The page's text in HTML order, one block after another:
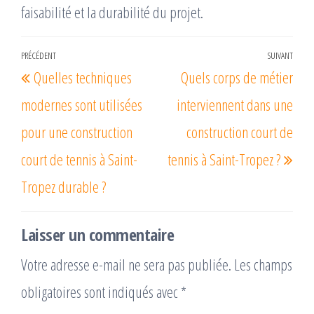
faisabilité et la durabilité du projet.
Navigation
de
l’article
Article
précédent
PRÉCÉDENT
Quelles techniques
modernes sont utilisées
pour une construction
court de tennis à Saint-
Tropez durable ?
SUIVANT
Quels corps de métier
interviennent dans une
construction court de
tennis à Saint-Tropez ?
Laisser un commentaire
Votre adresse e-mail ne sera pas publiée. Les champs
obligatoires sont indiqués avec *